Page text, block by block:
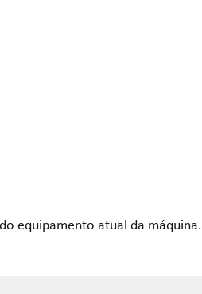
equipamento atual da máquina.